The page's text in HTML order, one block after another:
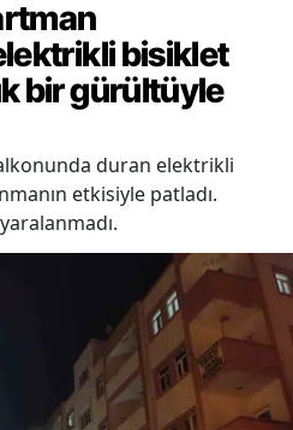
bisiklet
bir gürültüyle
duran elektrikli
etkisiyle patladı.